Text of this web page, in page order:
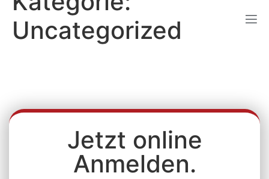
Uncategorized
Jetzt online
Anmelden.